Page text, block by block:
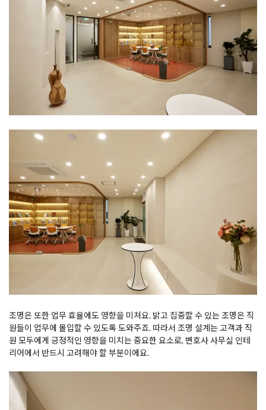
조명은 또한 업무 효율에도 영향을 미쳐요. 밝고 집중할 수 있는 조명은 직
원들이 업무에 몰입할 수 있도록 도와주죠. 따라서 조명 설계는 고객과 직
원 모두에게 긍정적인 영향을 미치는 중요한 요소로, 변호사 사무실 인테
리어에서 반드시 고려해야 할 부분이에요.